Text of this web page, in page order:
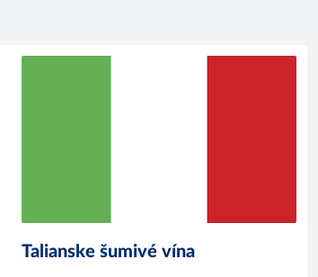
Talianske šumivé vína